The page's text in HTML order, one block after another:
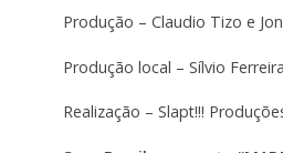
Produção – Claudio Tizo e
Produção local – Sílvio
Realização – Slapt!!!